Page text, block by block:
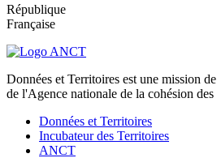
République
Française
Données et Territoires est une mission
de l'Agence nationale de la cohésion des
Données et Territoires
Incubateur des Territoires
ANCT